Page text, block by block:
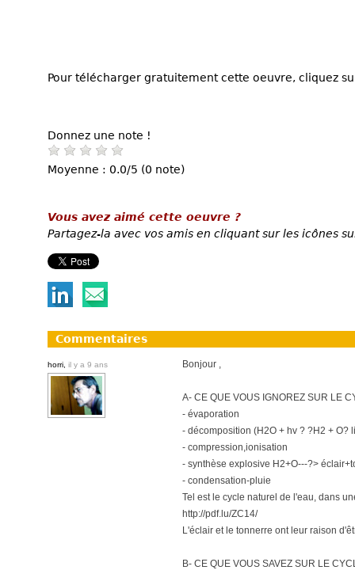
Pour télécharger gratuitement cette oeuvre, cliquez
Donnez une note !
Moyenne : 0.0/5 (0 note)
Vous avez aimé cette oeuvre ?
Partagez-la avec vos amis en cliquant sur les icônes
Commentaires
horri, il y a 9 ans Bonjour ,
A- CE QUE VOUS IGNOREZ SUR LE
- évaporation
- décomposition (H2O + hv ? ?H2 + O?
- compression,ionisation
- synthèse explosive H2+O---?>
- condensation-pluie
Tel est le cycle naturel de l'eau, dans
http://pdf.lu/ZC14/
L'éclair et le tonnerre ont leur raison
B- CE QUE VOUS SAVEZ SUR LE